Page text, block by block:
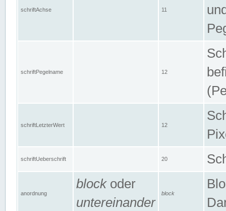
schriftAchse 11
schriftPegelname 12
schriftLetzterWert 12
schriftUeberschrift 20
anordnung
blockoder
untereinander
block